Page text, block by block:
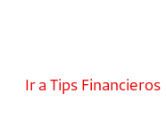
Ir a Tips Financieros